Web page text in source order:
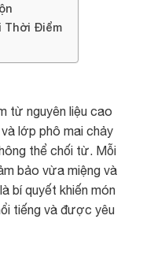
Thời Điểm
từ nguyên liệu cao
lớp phô mai chảy
thể chối từ. Mỗi
bảo vừa miệng và
bí quyết khiến món
tiếng và được yêu